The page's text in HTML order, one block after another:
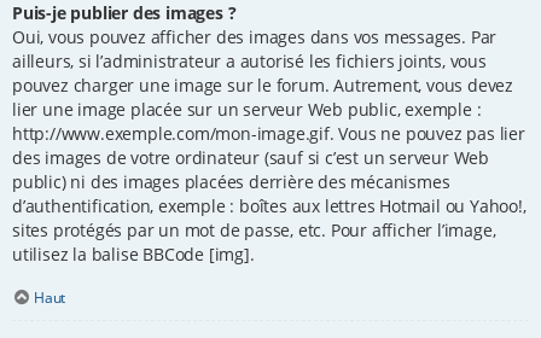
Puis-je publier des images ?
Oui, vous pouvez afficher des images dans vos messages. Par
ailleurs, si l’administrateur a autorisé les fichiers joints, vous
pouvez charger une image sur le forum. Autrement, vous devez
lier une image placée sur un serveur Web public, exemple :
http://www.exemple.com/mon-image.gif. Vous ne pouvez pas lier
des images de votre ordinateur (sauf si c’est un serveur Web
public) ni des images placées derrière des mécanismes
d’authentification, exemple : boîtes aux lettres Hotmail ou Yahoo!,
sites protégés par un mot de passe, etc. Pour afficher l’image,
utilisez la balise BBCode [img].
Haut